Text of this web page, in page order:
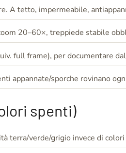
A tetto, impermeabile,
20–60×, treppiede stabile
full frame), per documentare
appannate/sporche rovinano
spenti)
terra/verde/grigio invece di